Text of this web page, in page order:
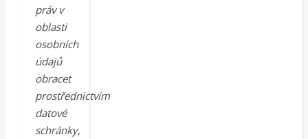
práv v
oblasti
osobních
údajů
obracet
prostřednictvím
datové
schránky,